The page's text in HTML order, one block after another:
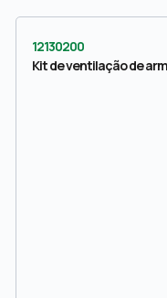
12130200
Kit de ventilação de